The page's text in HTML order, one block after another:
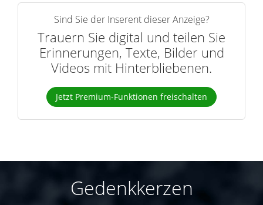
Sind Sie der Inserent dieser Anzeige?
Trauern Sie digital und teilen Sie
Erinnerungen, Texte, Bilder und
Videos mit Hinterbliebenen.
Jetzt Premium-Funktionen freischalten
Gedenkkerzen